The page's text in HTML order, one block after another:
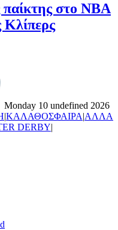
παίκτης στο NBA
Κλίπερς
Monday 10 undefined 2026
|ΚΑΛΑΘΟΣΦΑΙΡΑ|ΑΛΛΑ
DERBY|